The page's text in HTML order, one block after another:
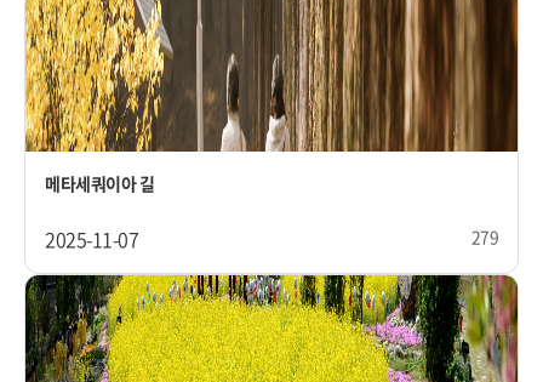
메타세쿼이아 길
2025-11-07 279